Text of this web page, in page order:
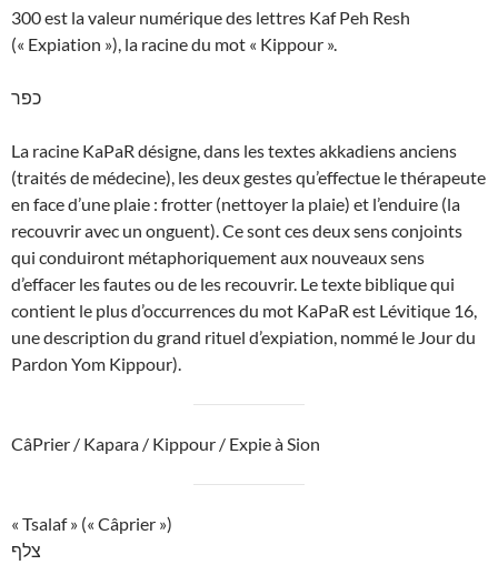
300 est la valeur numérique des lettres Kaf Peh Resh
(« Expiation »), la racine du mot « Kippour ».
כפר
La racine KaPaR désigne, dans les textes akkadiens anciens
(traités de médecine), les deux gestes qu’effectue le thérapeute
en face d’une plaie : frotter (nettoyer la plaie) et l’enduire (la
recouvrir avec un onguent). Ce sont ces deux sens conjoints
qui conduiront métaphoriquement aux nouveaux sens
d’effacer les fautes ou de les recouvrir. Le texte biblique qui
contient le plus d’occurrences du mot KaPaR est Lévitique 16,
une description du grand rituel d’expiation, nommé le Jour du
Pardon Yom Kippour).
CâPrier / Kapara / Kippour / Expie à Sion
« Tsalaf » (« Câprier »)
צלף